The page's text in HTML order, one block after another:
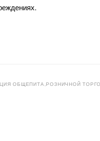
ОБЩЕПИТА,РОЗНИЧНОЙ